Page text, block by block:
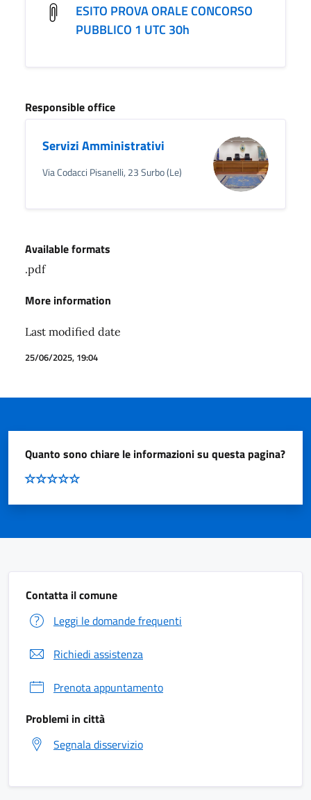
ESITO PROVA ORALE CONCORSO
PUBBLICO 1 UTC 30h
Responsible office
Servizi Amministrativi
Via Codacci Pisanelli, 23 Surbo (Le)
Available formats
.pdf
More information
Last modified date
25/06/2025, 19:04
Quanto sono chiare le informazioni su questa pagina?
Contatta il comune
Leggi le domande frequenti
Richiedi assistenza
Prenota appuntamento
Problemi in città
Segnala disservizio